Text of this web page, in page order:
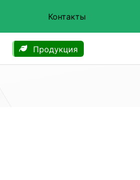
Контакты
Продукция